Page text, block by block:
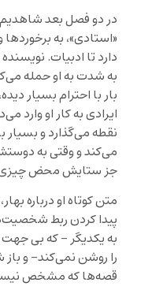
در دو فصل بعد شاهدیم
«استادی»، به
دارد تا ادبیات.
به شدت به او حمله
بار با احترام بسیار
ایرادی به کار او وارد
نقطه می‌گذارد و بسیار
می‌کند و وقتی به
جز ستایش محض چیزی
متن کوتاه او درباره
پیدا کردن ربط
به یکدیگر – که بی جهت
را روشن نمی‌کند- و
قصه‌ها که مشخص نیست